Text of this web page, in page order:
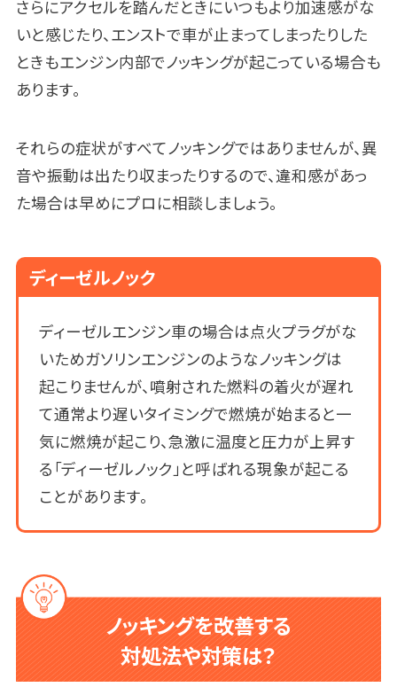
さらにアクセルを踏んだときにいつもより加速感がな
いと感じたり、エンストで車が止まってしまったりした
ときもエンジン内部でノッキングが起こっている場合も
あります。
それらの症状がすべてノッキングではありませんが、異
音や振動は出たり収まったりするので、違和感があっ
た場合は早めにプロに相談しましょう。
ディーゼルノック
ディーゼルエンジン車の場合は点火プラグがな
いためガソリンエンジンのようなノッキングは
起こりませんが、噴射された燃料の着火が遅れ
て通常より遅いタイミングで燃焼が始まると一
気に燃焼が起こり、急激に温度と圧力が上昇す
る「ディーゼルノック」と呼ばれる現象が起こる
ことがあります。
ノッキングを改善する
対処法や対策は？